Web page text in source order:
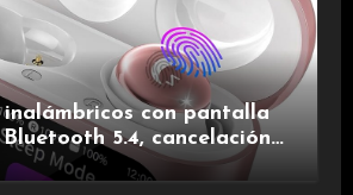
inalámbricos con pantalla
5.4, cancelación
y de larga